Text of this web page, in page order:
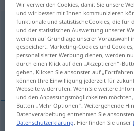
abweichen
Übersicht aller
(Für mehr Details die Übersetzung
halda sig ekki að efninu,
haldasigekkiaðefninu
Wir verwenden Cookies, damit Sie unsere
und wir besser mit Ihnen kommunizieren
funktionale und statistische Cookies, die für
und der statistischen Auswertung unserer
werden auf Grundlage unserer Vorauswahl
gespeichert. Marketing-Cookies und
personalisierter Werbung dienen, werden
durch einen Klick auf den „Akzeptieren“-
geben. Klicken Sie ansonsten auf
können Ihre Einwilligung jederzeit für
Webseite widerrufen. Wenn Sie weitere
und den Anpassungsmöglichkeiten
Button „Mehr Optionen“. Weitergehende
Datenverarbeitung entnehmen Sie
Datenschutzerklärung. Hier finden Sie unser